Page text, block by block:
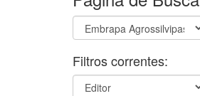
Filtros correntes: